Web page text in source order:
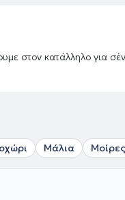
στον κατάλληλο για
Μάλια Μοίρες